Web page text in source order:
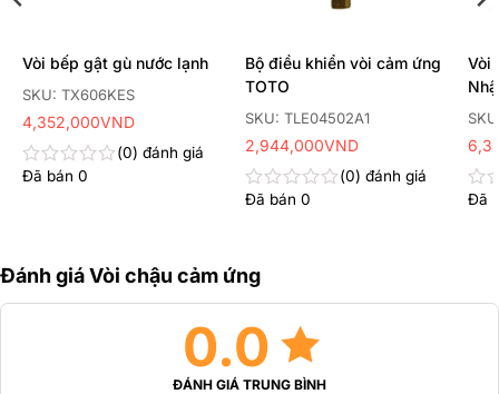
SKU: TX606KES
Vòi bếp gật gù nước lạnh
Được
sao
0
đánh giá
Đã bán 0
4,352,000VND SKU: TLE04502A1
Bộ điều khiển vòi cảm ứng
TOTO
Được
5
sao
0
đánh giá
Đã bán 0
2,944,000VND
Vòi
Đã
Đánh giá Vòi chậu cảm ứng
0.0
ĐÁNH GIÁ TRUNG BÌNH